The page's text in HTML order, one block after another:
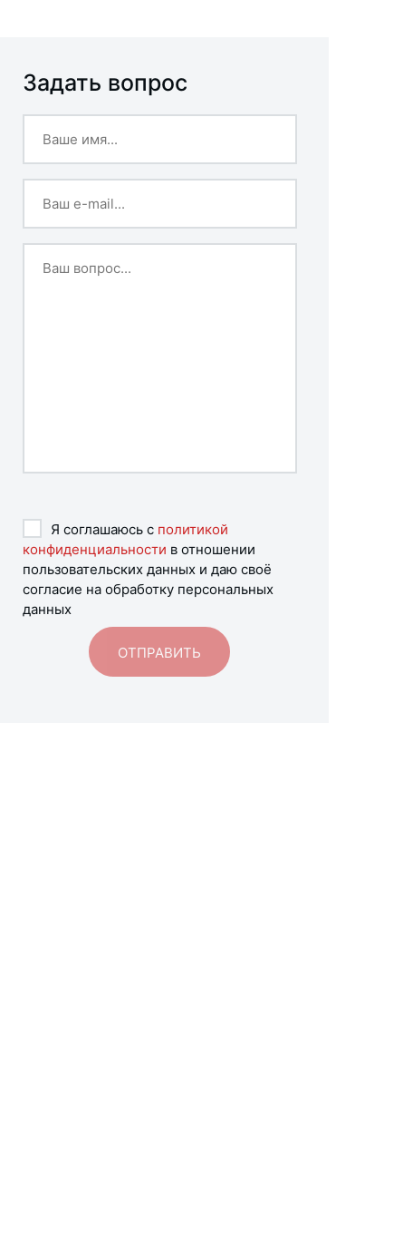
Задать вопрос
Я соглашаюсь с политикой
конфиденциальности в отношении
пользовательских данных и даю своё
согласие на обработку персональных
данных